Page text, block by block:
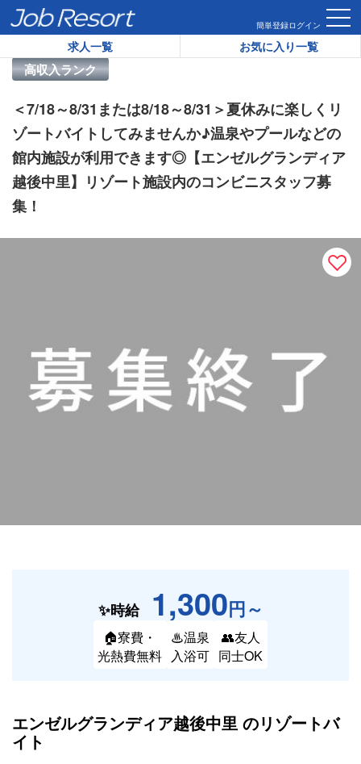
簡単登録ログイン
求人一覧 お気に入り一覧
HOME 求人一覧 ＜7/18～8/31または8/18～8/31＞夏休みに
高収入ランク
リゾートバイト求人番号：
＜7/18～8/31または8/18～8/31＞夏休みに楽しくリ
ゾートバイトしてみませんか♪温泉やプールなどの
館内施設が利用できます◎【エンゼルグランディア
越後中里】リゾート施設内のコンビニスタッフ募
集！
✨時給 1,300円～
🏠寮費・
光熱費無料
♨温泉
入浴可
👥友人
同士OK
エンゼルグランディア越後中里 のリゾートバ
イト